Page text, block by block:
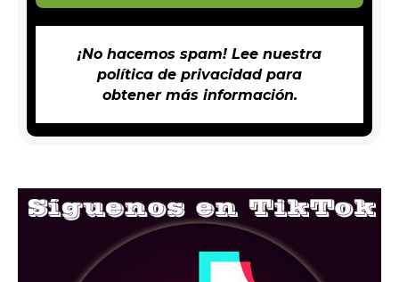
¡No hacemos spam! Lee nuestra
política de privacidadpara
obtener más información.